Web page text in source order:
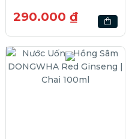
290.000 ₫